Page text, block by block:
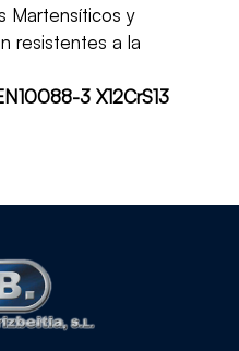
Martensíticos y
resistentes a la
3 X12CrS13